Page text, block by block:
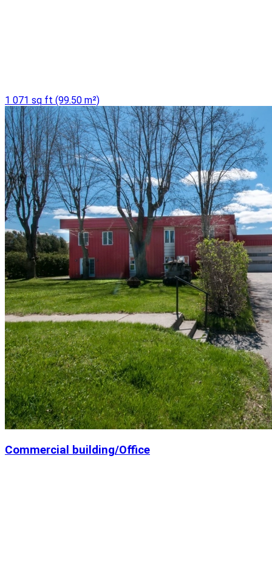
1 071 sq ft (99.50 m²)
Commercial building/Office